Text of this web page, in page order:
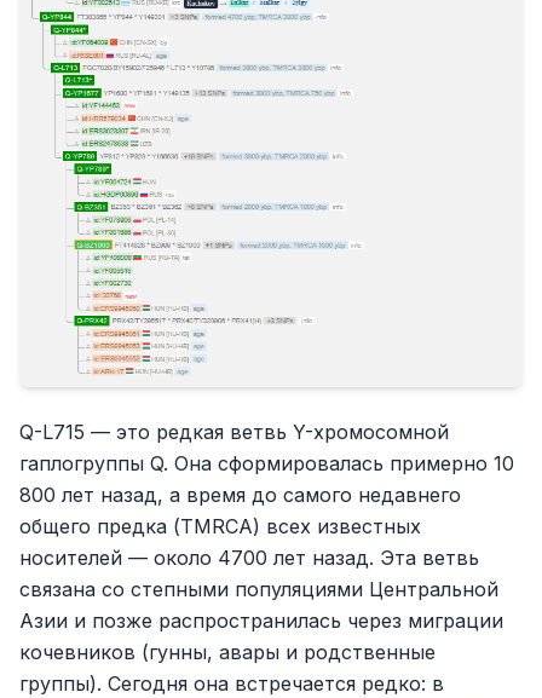
Q-L715 — это редкая ветвь Y-хромосомной
гаплогруппы Q. Она сформировалась примерно 10
800 лет назад, а время до самого недавнего
общего предка (TMRCA) всех известных
носителей — около 4700 лет назад. Эта ветвь
связана со степными популяциями Центральной
Азии и позже распространилась через миграции
кочевников (гунны, авары и родственные
группы). Сегодня она встречается редко: в